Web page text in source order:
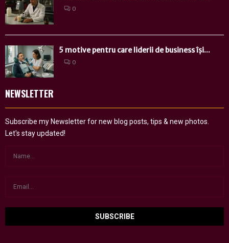
0
5 motive pentru care liderii de business își...
0
NEWSLETTER
Subscribe my Newsletter for new blog posts, tips & new photos.
Let's stay updated!